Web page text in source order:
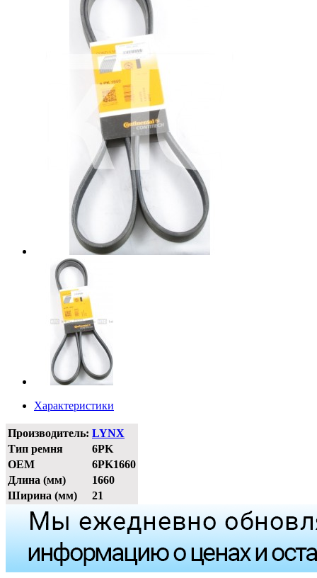
Характеристики
Производитель: LYNX
Тип ремня
6PK
OEM
6PK1660
Длина (мм)
1660
Ширина (мм)
21